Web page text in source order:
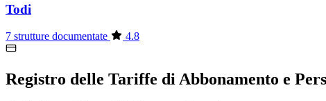
Todi
7 strutture documentate 4.8
Registro delle Tariffe di Abbonamento e